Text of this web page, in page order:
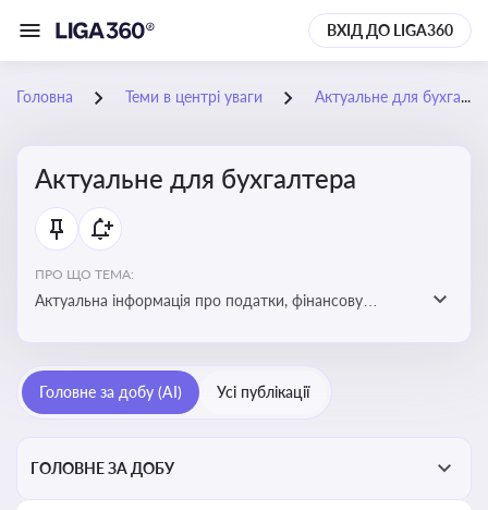
ВХІД ДО LIGA360
Головна Теми в центрі уваги Актуальне для бухгалтера
Актуальне для бухгалтера
ПРО ЩО ТЕМА:
Актуальна інформація про податки, фінансову
підприємств
Головне за добу (AI) Усі публікації
ГОЛОВНЕ ЗА ДОБУ